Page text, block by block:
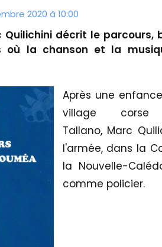
2020 à 10:00
décrit le parcours,
où la chanson et la
Après une
village
Tallano, Marc
l'armée, dans la
la Nouvelle-
comme policier.